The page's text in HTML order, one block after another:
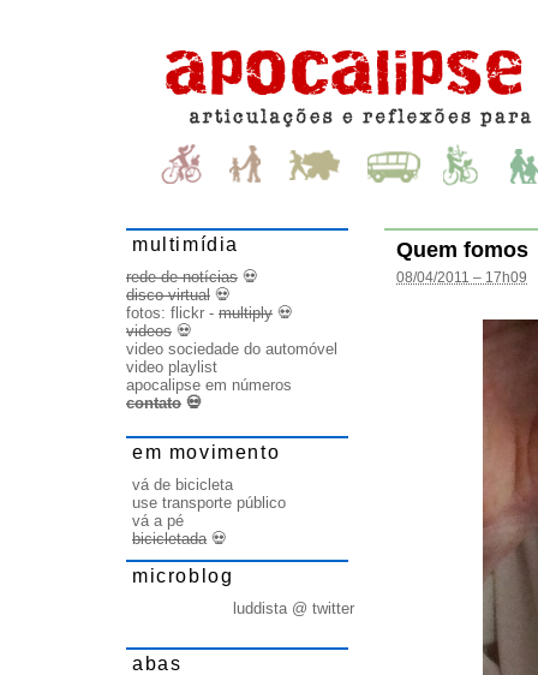
Quem fomos
08/04/2011 – 17h09
multimídia
rede de notícias 💀
disco virtual 💀
fotos: flickr - multiply 💀
videos 💀
video sociedade do automóvel
video playlist
apocalipse em números
contato 💀
em movimento
vá de bicicleta
use transporte público
vá a pé
bicicletada💀
microblog
luddista @ twitter
abas